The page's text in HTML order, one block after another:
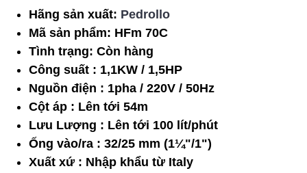
Hãng sản xuất: Pedrollo
Mã sản phẩm: HFm 70C
Tình trạng: Còn hàng
Công suất : 1,1KW / 1,5HP
Nguồn điện : 1pha / 220V / 50Hz
Cột áp : Lên tới 54m
Lưu Lượng : Lên tới 100 lít/phút
Ống vào/ra : 32/25 mm (1¼"/1")
Xuất xứ : Nhập khẩu từ Italy